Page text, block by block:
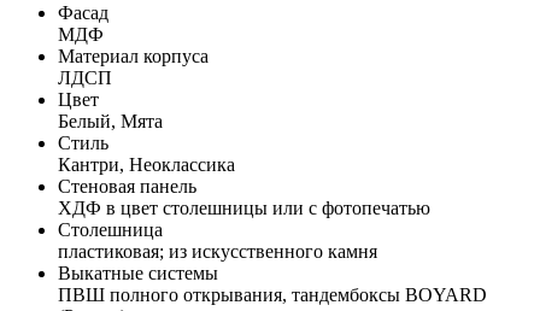
Фасад
МДФ
Материал корпуса
ЛДСП
Цвет
Белый, Мята
Стиль
Кантри, Неоклассика
Стеновая панель
ХДФ в цвет столешницы или с фотопечатью
Столешница
пластиковая; из искусственного камня
Выкатные системы
ПВШ полного открывания, тандембоксы BOYARD